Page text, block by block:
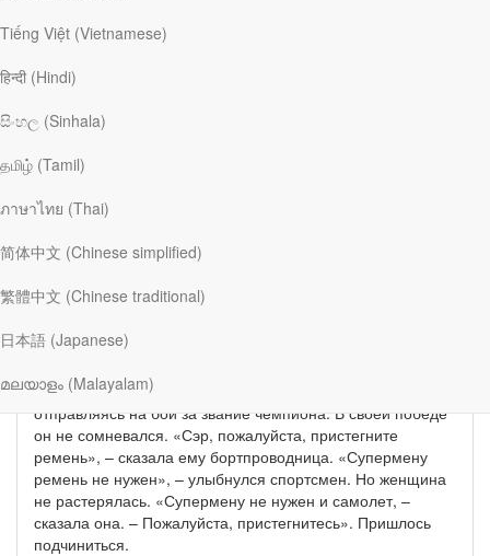
Tiếng Việt (Vietnamese)
हिन्दी (Hindi)
සිංහල (Sinhala)
தமிழ் (Tamil)
ภาษาไทย (Thai)
简体中文 (Chinese simplified)
繁體中文 (Chinese traditional)
日本語 (Japanese)
മലയാളം (Malayalam)
сомнениям»и«Как стать мирским святым».
что времени для хобби не остается. Но ему нравится болеть
азиатские блюда и писать на богословские темы.
Статьи Майк Уитмер
Кто вам нужен?
Известный спортсмен занял место в самолете,
отправляясь на бой за звание чемпиона. В своей победе
он не сомневался. «Сэр, пожалуйста, пристегните
ремень», – сказала ему бортпроводница. «Супермену
ремень не нужен», – улыбнулся спортсмен. Но женщина
не растерялась. «Супермену не нужен и самолет, –
сказала она. – Пожалуйста, пристегнитесь». Пришлось
подчиниться.